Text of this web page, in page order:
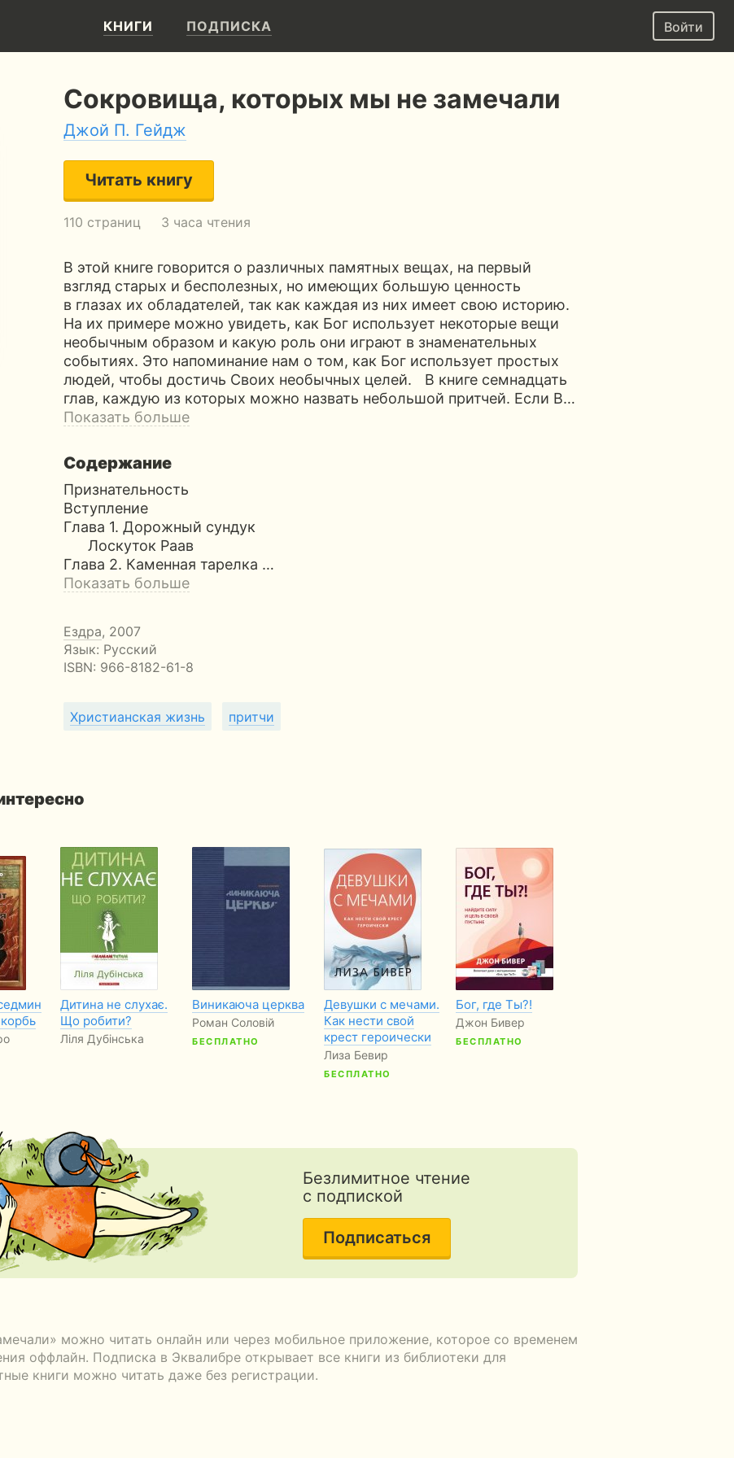
КНИГИ ПОДПИСКА Войти
Сокровища, которых мы не замечали
Джой П. Гейдж
Читать книгу
110 страниц 3 часа чтения
В этой книге говорится о различных памятных вещах, на первый
взгляд старых и бесполезных, но имеющих большую ценность
в глазах их обладателей, так как каждая из них имеет свою историю.
На их примере можно увидеть, как Бог использует некоторые вещи
необычным образом и какую роль они играют в знаменательных
событиях. Это напоминание нам о том, как Бог использует простых
людей, чтобы достичь Своих необычных целей. В книге семнадцать
глав, каждую из которых можно назвать небольшой притчей. Если В…
Показать больше
Содержание
Признательность
Вступление
Глава 1. Дорожный сундук
Лоскуток Раав
Глава 2. Каменная тарелка …
Показать больше
Ездра, 2007
Язык: Русский
ISBN: 966-8182-61-8
Христианская жизнь притчи
Дитина не слухає.
Що робити?
Ліля Дубінська
Виникаюча церква
Роман Соловій
БЕСПЛАТНО
Девушки с мечами.
Как нести свой
крест героически
Лиза Бевир
БЕСПЛАТНО
Бог, где Ты?!
Джон Бивер
БЕСПЛАТНО
Безлимитное чтение
с подпиской
Подписаться
можно читать онлайн или через мобильное приложение, которое со временем
оффлайн. Подписка в Эквалибре открывает все книги из библиотеки для
книги можно читать даже без регистрации.